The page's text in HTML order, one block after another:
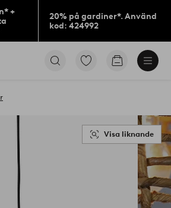
+
20% på gardiner*. Använd
kod: 424992
Gå
Gå
Visa liknande